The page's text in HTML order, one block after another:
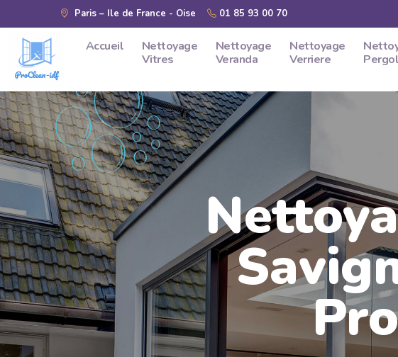
Skip to main contentParis – Ile de France - Oise 01 85 93 00 70
Accueil
Nettoyage
Vitres
Nettoyage
Veranda
Nettoyage
Verriere